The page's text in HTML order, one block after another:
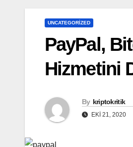
UNCATEGORIZED
PayPal,
Hizmetini
By kriptokritik
EKI 21, 2020